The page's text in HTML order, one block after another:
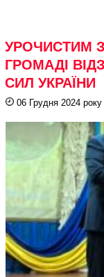
УРОЧИСТИМ
ГРОМАДІ
СИЛ УКРАЇНИ
06 Грудня 2024 року